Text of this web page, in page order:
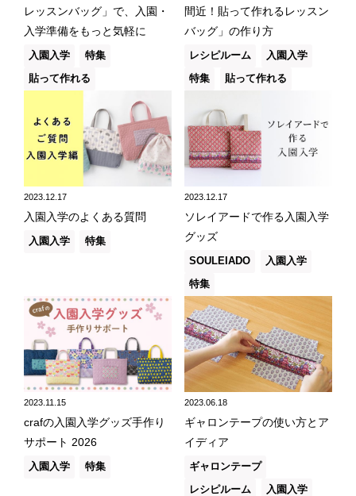
レッスンバッグ」で、入園・
入学準備をもっと気軽に
入園入学 特集
貼って作れる
間近！貼って作れるレッスン
バッグ」の作り方
レシピルーム 入園入学
特集 貼って作れる
2023.12.17
入園入学のよくある質問
入園入学 特集
2023.12.17
ソレイアードで作る入園入学
グッズ
SOULEIADO 入園入学
特集
2023.11.15
crafの入園入学グッズ手作り
サポート 2026
入園入学 特集
2023.06.18
ギャロンテープの使い方とア
イディア
ギャロンテープ
レシピルーム 入園入学